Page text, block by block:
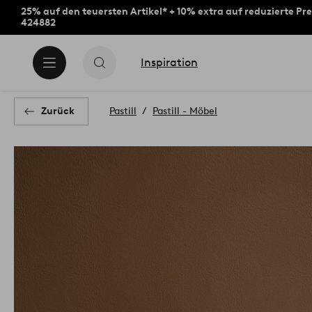
25% auf den teuersten Artikel* + 10% extra auf reduzierte
424882
Inspiration
Zurück Pastill Pastill - Möbel